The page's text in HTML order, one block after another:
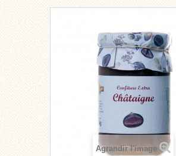
Agrandir l'image